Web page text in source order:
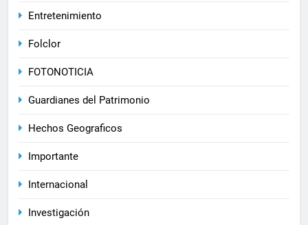
Entretenimiento
Folclor
FOTONOTICIA
Guardianes del Patrimonio
Hechos Geograficos
Importante
Internacional
Investigación